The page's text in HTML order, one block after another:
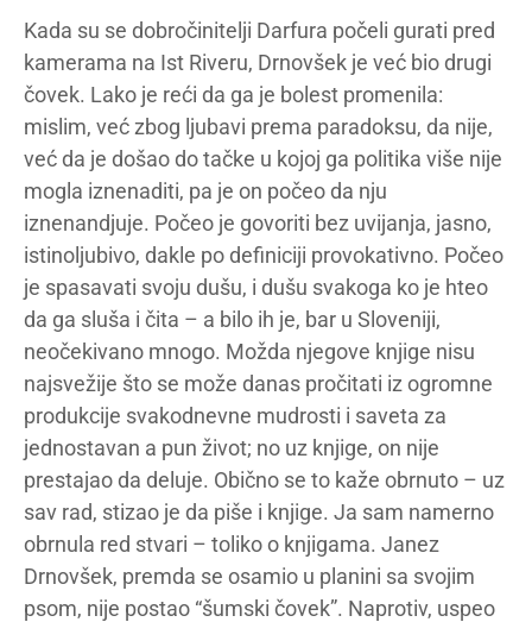
Kada su se dobročinitelji Darfura počeli gurati pred
kamerama na Ist Riveru, Drnovšek je već bio drugi
čovek. Lako je reći da ga je bolest promenila:
mislim, već zbog ljubavi prema paradoksu, da nije,
već da je došao do tačke u kojoj ga politika više nije
mogla iznenaditi, pa je on počeo da nju
iznenandjuje. Počeo je govoriti bez uvijanja, jasno,
istinoljubivo, dakle po definiciji provokativno. Počeo
je spasavati svoju dušu, i dušu svakoga ko je hteo
da ga sluša i čita – a bilo ih je, bar u Sloveniji,
neočekivano mnogo. Možda njegove knjige nisu
najsvežije što se može danas pročitati iz ogromne
produkcije svakodnevne mudrosti i saveta za
jednostavan a pun život; no uz knjige, on nije
prestajao da deluje. Obično se to kaže obrnuto – uz
sav rad, stizao je da piše i knjige. Ja sam namerno
obrnula red stvari – toliko o knjigama. Janez
Drnovšek, premda se osamio u planini sa svojim
psom, nije postao “šumski čovek”. Naprotiv, uspeo